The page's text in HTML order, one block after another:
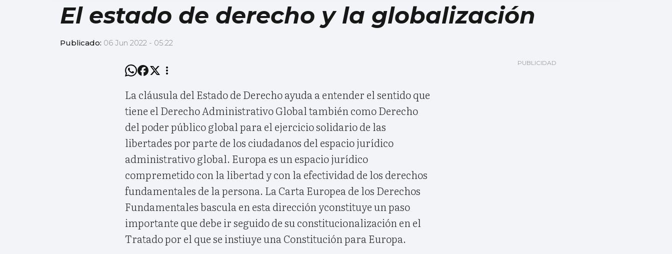
El estado de derecho y la globalización
Publicado: 06 Jun 2022 - 05:22
La cláusula del Estado de Derecho ayuda a entender el sentido que
tiene el Derecho Administrativo Global también como Derecho
del poder público global para el ejercicio solidario de las
libertades por parte de los ciudadanos del espacio jurídico
administrativo global. Europa es un espacio jurídico
compremetido con la libertad y con la efectividad de los derechos
fundamentales de la persona. La Carta Europea de los Derechos
Fundamentales bascula en esta dirección yconstituye un paso
importante que debe ir seguido de su constitucionalización en el
Tratado por el que se instiuye una Constitución para Europa.